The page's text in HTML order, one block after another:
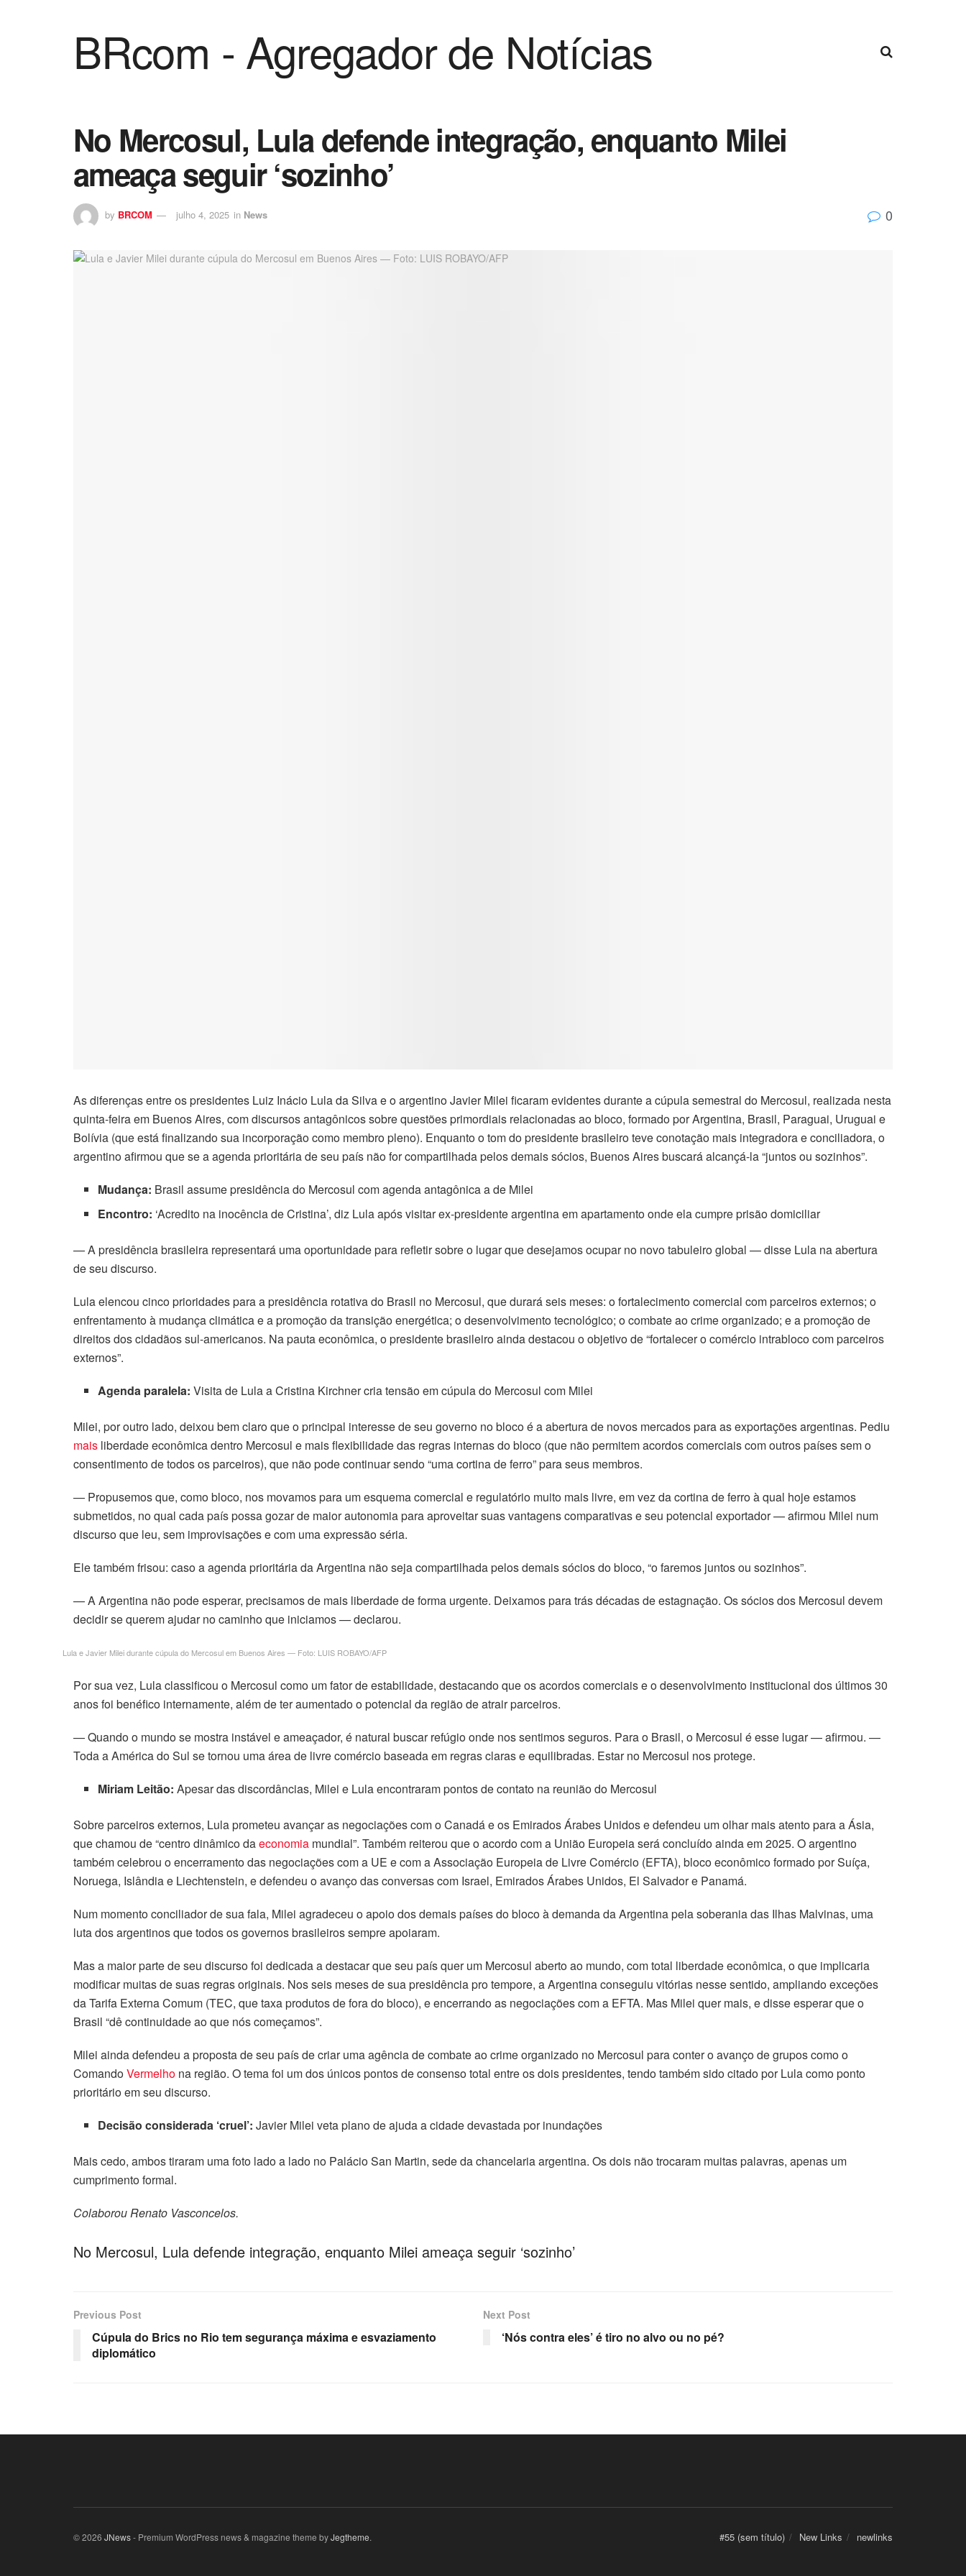
BRcom - Agregador de Notícias
No Mercosul, Lula defende integração, enquanto Milei
ameaça seguir ‘sozinho’
by BRCOM julho 4, 2025 in News 0
As diferenças entre os presidentes Luiz Inácio Lula da Silva e o argentino Javier Milei ficaram evidentes durante a cúpula semestral do Mercosul, realizada nesta
quinta-feira em Buenos Aires, com discursos antagônicos sobre questões primordiais relacionadas ao bloco, formado por Argentina, Brasil, Paraguai, Uruguai e
Bolívia (que está finalizando sua incorporação como membro pleno). Enquanto o tom do presidente brasileiro teve conotação mais integradora e conciliadora, o
argentino afirmou que se a agenda prioritária de seu país não for compartilhada pelos demais sócios, Buenos Aires buscará alcançá-la “juntos ou sozinhos”.
Mudança: Brasil assume presidência do Mercosul com agenda antagônica a de Milei
Encontro: ‘Acredito na inocência de Cristina’, diz Lula após visitar ex-presidente argentina em apartamento onde ela cumpre prisão domiciliar
— A presidência brasileira representará uma oportunidade para refletir sobre o lugar que desejamos ocupar no novo tabuleiro global — disse Lula na abertura
de seu discurso.
Lula elencou cinco prioridades para a presidência rotativa do Brasil no Mercosul, que durará seis meses: o fortalecimento comercial com parceiros externos; o
enfrentamento à mudança climática e a promoção da transição energética; o desenvolvimento tecnológico; o combate ao crime organizado; e a promoção de
direitos dos cidadãos sul-americanos. Na pauta econômica, o presidente brasileiro ainda destacou o objetivo de “fortalecer o comércio intrabloco com parceiros
externos”.
Agenda paralela: Visita de Lula a Cristina Kirchner cria tensão em cúpula do Mercosul com Milei
Milei, por outro lado, deixou bem claro que o principal interesse de seu governo no bloco é a abertura de novos mercados para as exportações argentinas. Pediu
mais liberdade econômica dentro Mercosul e mais flexibilidade das regras internas do bloco (que não permitem acordos comerciais com outros países sem o
consentimento de todos os parceiros), que não pode continuar sendo “uma cortina de ferro” para seus membros.
— Propusemos que, como bloco, nos movamos para um esquema comercial e regulatório muito mais livre, em vez da cortina de ferro à qual hoje estamos
submetidos, no qual cada país possa gozar de maior autonomia para aproveitar suas vantagens comparativas e seu potencial exportador — afirmou Milei num
discurso que leu, sem improvisações e com uma expressão séria.
Ele também frisou: caso a agenda prioritária da Argentina não seja compartilhada pelos demais sócios do bloco, “o faremos juntos ou sozinhos”.
— A Argentina não pode esperar, precisamos de mais liberdade de forma urgente. Deixamos para trás décadas de estagnação. Os sócios dos Mercosul devem
decidir se querem ajudar no caminho que iniciamos — declarou.
Lula e Javier Milei durante cúpula do Mercosul em Buenos Aires — Foto: LUIS ROBAYO/AFP
Por sua vez, Lula classificou o Mercosul como um fator de estabilidade, destacando que os acordos comerciais e o desenvolvimento institucional dos últimos 30
anos foi benéfico internamente, além de ter aumentado o potencial da região de atrair parceiros.
— Quando o mundo se mostra instável e ameaçador, é natural buscar refúgio onde nos sentimos seguros. Para o Brasil, o Mercosul é esse lugar — afirmou. —
Toda a América do Sul se tornou uma área de livre comércio baseada em regras claras e equilibradas. Estar no Mercosul nos protege.
Miriam Leitão: Apesar das discordâncias, Milei e Lula encontraram pontos de contato na reunião do Mercosul
Sobre parceiros externos, Lula prometeu avançar as negociações com o Canadá e os Emirados Árabes Unidos e defendeu um olhar mais atento para a Ásia,
que chamou de “centro dinâmico daeconomia mundial”. Também reiterou que o acordo com a União Europeia será concluído ainda em 2025. O argentino
também celebrou o encerramento das negociações com a UE e com a Associação Europeia de Livre Comércio (EFTA), bloco econômico formado por Suíça,
Noruega, Islândia e Liechtenstein, e defendeu o avanço das conversas com Israel, Emirados Árabes Unidos, El Salvador e Panamá.
Num momento conciliador de sua fala, Milei agradeceu o apoio dos demais países do bloco à demanda da Argentina pela soberania das Ilhas Malvinas, uma
luta dos argentinos que todos os governos brasileiros sempre apoiaram.
Mas a maior parte de seu discurso foi dedicada a destacar que seu país quer um Mercosul aberto ao mundo, com total liberdade econômica, o que implicaria
modificar muitas de suas regras originais. Nos seis meses de sua presidência pro tempore, a Argentina conseguiu vitórias nesse sentido, ampliando exceções
da Tarifa Externa Comum (TEC, que taxa produtos de fora do bloco), e encerrando as negociações com a EFTA. Mas Milei quer mais, e disse esperar que o
Brasil “dê continuidade ao que nós começamos”.
Milei ainda defendeu a proposta de seu país de criar uma agência de combate ao crime organizado no Mercosul para conter o avanço de grupos como o
ComandoVermelho na região. O tema foi um dos únicos pontos de consenso total entre os dois presidentes, tendo também sido citado por Lula como ponto
prioritário em seu discurso.
Decisão considerada ‘cruel’:Javier Milei veta plano de ajuda a cidade devastada por inundações
Mais cedo, ambos tiraram uma foto lado a lado no Palácio San Martin, sede da chancelaria argentina. Os dois não trocaram muitas palavras, apenas um
cumprimento formal.
Colaborou Renato Vasconcelos.
No Mercosul, Lula defende integração, enquanto Milei ameaça seguir ‘sozinho’
Previous Post
Cúpula do Brics no Rio tem segurança máxima e esvaziamento
diplomático
Next Post
‘Nós contra eles’ é tiro no alvo ou no pé?
#55 (sem título) New Links newlinks
© 2026 JNews- Premium WordPress news & magazine theme byJegtheme.